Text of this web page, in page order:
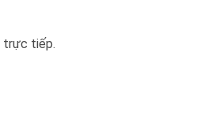
trực tiếp.